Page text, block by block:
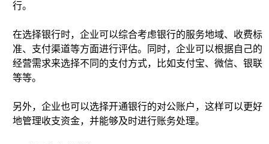
行。
在选择银行时，企业可以综合考虑银行的服务地域、收费标
准、支付渠道等方面进行评估。同时，企业可以根据自己的
经营需求来选择不同的支付方式，比如支付宝、微信、银联
等等。
另外，企业也可以选择开通银行的对公账户，这样可以更好
地管理收支资金，并能够及时进行账务处理。